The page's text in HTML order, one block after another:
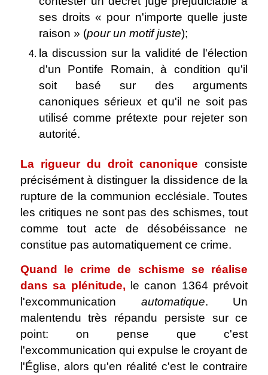
ses droits « pour n'importe quelle juste
raison » (pour un motif juste);
la discussion sur la validité de l'élection
d'un Pontife Romain, à condition qu'il
soit basé sur des arguments
canoniques sérieux et qu'il ne soit pas
utilisé comme prétexte pour rejeter son
autorité.
La rigueur du droit canonique consiste
précisément à distinguer la dissidence de la
rupture de la communion ecclésiale. Toutes
les critiques ne sont pas des schismes, tout
comme tout acte de désobéissance ne
constitue pas automatiquement ce crime.
Quand le crime de schisme se réalise
dans sa plénitude, le canon 1364 prévoit
l'excommunication automatique. Un
malentendu très répandu persiste sur ce
point: on pense que c'est
l'excommunication qui expulse le croyant de
l'Église, alors qu'en réalité c'est le contraire